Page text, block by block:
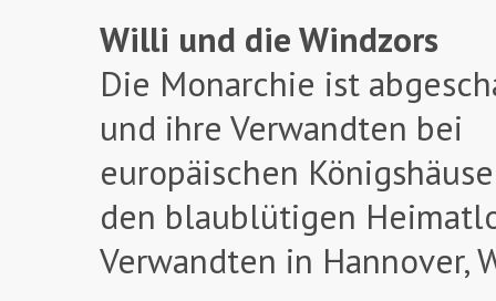
Willi und die Windzors
Die Monarchie ist
und ihre Verwandten bei
europäischen
den blaublütigen
Verwandten in Hannover,